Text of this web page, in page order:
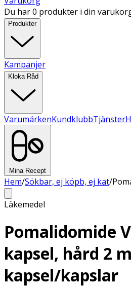
Du har 0 produkter i din
Produkter
Kampanjer
Kloka Råd
VarumärkenKundklubbTjänster
Mina Recept
Hem/Sökbar, ej köpb, ej kat/
Läkemedel
Pomalidomide
kapsel, hård 2
kapsel/kapslar